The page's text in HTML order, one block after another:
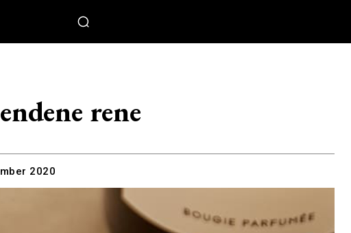
rene
2020